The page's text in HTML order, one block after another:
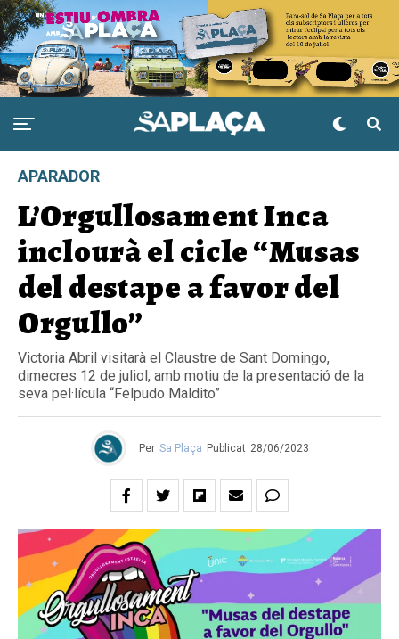
APARADOR
L’Orgullosament Inca
inclourà el cicle “Musas
del destape a favor del
Orgullo”
Victoria Abril visitarà el Claustre de Sant Domingo,
dimecres 12 de juliol, amb motiu de la presentació de la
seva pel·lícula “Felpudo Maldito”
Per Sa Plaça Publicat 28/06/2023